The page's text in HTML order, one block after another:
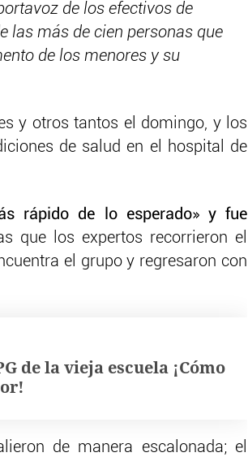
de los efectivos de
las más de cien personas que
de los menores y su
y otros tantos el domingo, y los
de salud en el hospital de
rápido de lo esperado» y fue
que los expertos recorrieron el
el grupo y regresaron con
de la vieja escuela ¡Cómo
de manera escalonada; el